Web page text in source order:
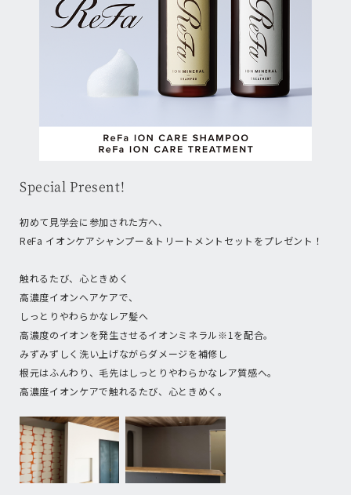
Special Present!
初めて見学会に参加された方へ、
ReFa イオンケアシャンプー＆トリートメントセットをプレゼント！
触れるたび、心ときめく
高濃度イオンヘアケアで、
しっとりやわらかなレア髪へ
高濃度のイオンを発生させるイオンミネラル※1を配合。
みずみずしく洗い上げながらダメージを補修し
根元はふんわり、毛先はしっとりやわらかなレア質感へ。
高濃度イオンケアで触れるたび、心ときめく。